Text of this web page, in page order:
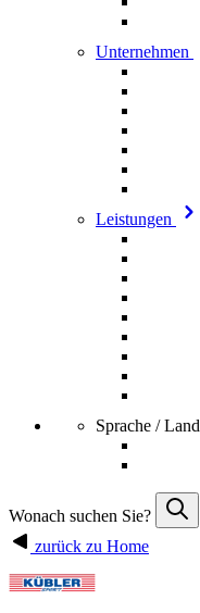
Unternehmen
Leistungen
Sprache / Land
Wonach suchen Sie?
zurück zu Home